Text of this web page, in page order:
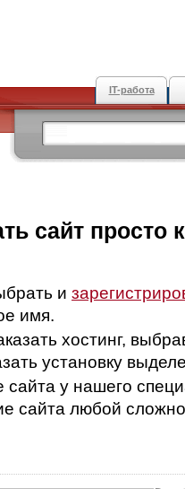
IT-работа
сайт просто
и
имя.
хостинг,
установку
сайта у нашего
сайта любой